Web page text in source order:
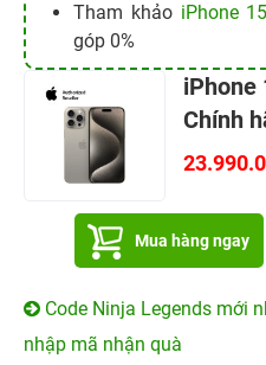
Tham khảo iPhone
góp 0%
iPhone
Chính
Mua hàng ngay
Code Ninja Legends mới
nhập mã nhận quà